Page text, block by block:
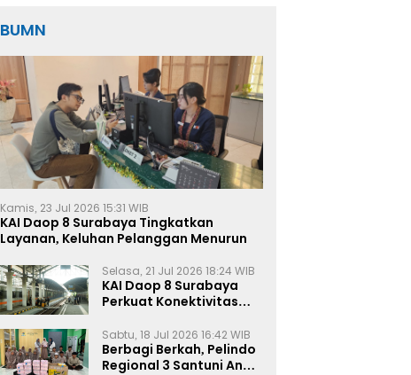
BUMN
Kamis, 23 Jul 2026 15:31 WIB
KAI Daop 8 Surabaya Tingkatkan
Layanan, Keluhan Pelanggan Menurun
Selasa, 21 Jul 2026 18:24 WIB
KAI Daop 8 Surabaya
Perkuat Konektivitas
Terintegrasi di Jawa
Timur
Sabtu, 18 Jul 2026 16:42 WIB
Berbagi Berkah, Pelindo
Regional 3 Santuni Anak